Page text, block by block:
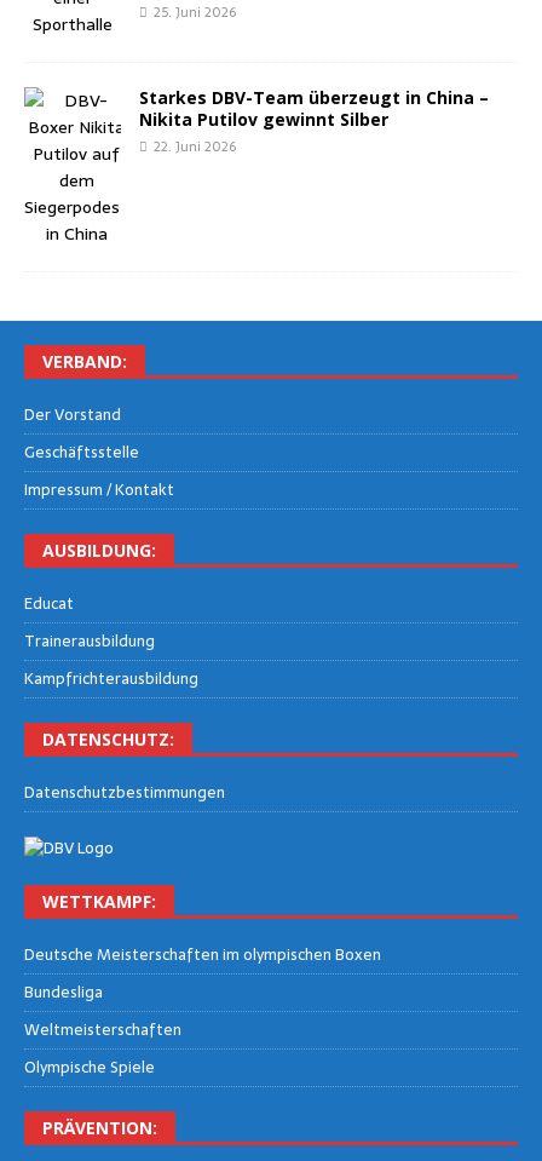
25. Juni 2026
Star­kes DBV-Team über­zeugt in Chi­na –
Niki­ta Puti­l­ov gewinnt Silber
22. Juni 2026
VER­BAND:
Der Vor­stand
Geschäfts­stel­le
Impres­sum / Kontakt
AUS­BIL­DUNG:
Edu­cat
Trai­ner­aus­bil­dung
Kampf­rich­ter­aus­bil­dung
DATEN­SCHUTZ:
Daten­schutz­be­stim­mun­gen
WETT­KAMPF:
Deut­sche Meis­ter­schaf­ten im olym­pi­schen Boxen
Bun­des­li­ga
Welt­meis­ter­schaf­ten
Olym­pi­sche Spiele
PRÄ­VEN­TI­ON: